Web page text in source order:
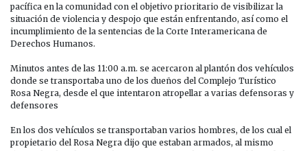
pacífica en la comunidad con el objetivo prioritario de visibilizar la
situación de violencia y despojo que están enfrentando, así como el
incumplimiento de la sentencias de la Corte Interamericana de
Derechos Humanos.
Minutos antes de las 11:00 a.m. se acercaron al plantón dos vehículos
donde se transportaba uno de los dueños del Complejo Turístico
Rosa Negra, desde el que intentaron atropellar a varias defensoras y
defensores
En los dos vehículos se transportaban varios hombres, de los cual el
propietario del Rosa Negra dijo que estaban armados, al mismo